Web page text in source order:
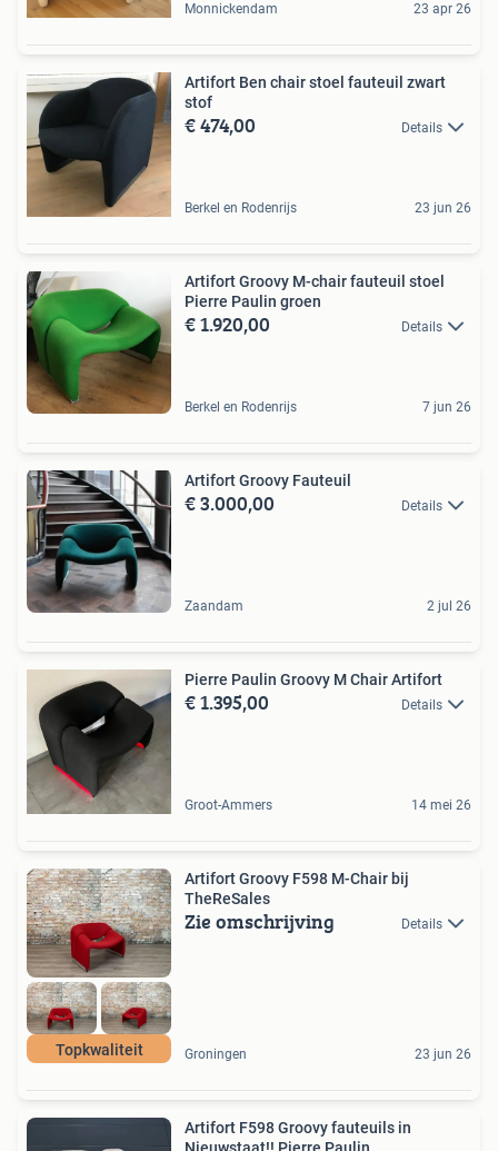
Monnickendam 23 apr 26
Artifort Ben chair stoel fauteuil zwart
stof
€ 474,00 Details
Berkel en Rodenrijs 23 jun 26
Artifort Groovy M-chair fauteuil stoel
Pierre Paulin groen
€ 1.920,00 Details
Berkel en Rodenrijs 7 jun 26
Artifort Groovy Fauteuil
€ 3.000,00 Details
Zaandam 2 jul 26
Pierre Paulin Groovy M Chair Artifort
€ 1.395,00 Details
Groot-Ammers 14 mei 26
Topkwaliteit
Artifort Groovy F598 M-Chair bij
TheReSales
Zie omschrijving Details
Groningen 23 jun 26
Artifort F598 Groovy fauteuils in